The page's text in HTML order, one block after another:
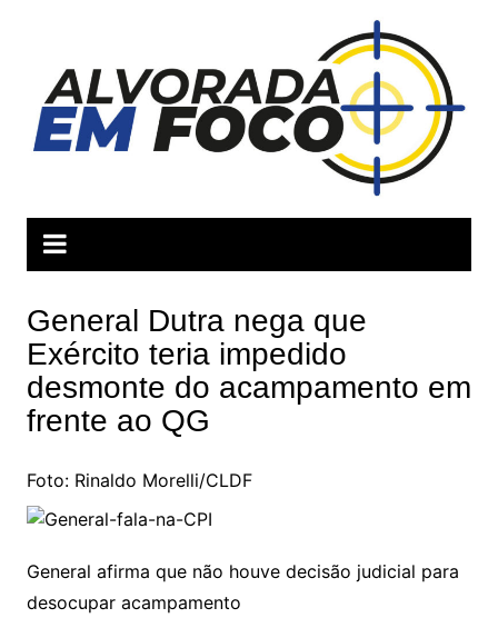
conteúdo
General Dutra nega que
Exército teria impedido
desmonte do acampamento em
frente ao QG
Foto: Rinaldo Morelli/CLDF
General afirma que não houve decisão judicial para
desocupar acampamento